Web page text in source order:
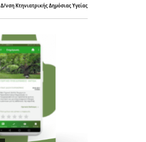
Δ/νση Κτηνιατρικής Δημόσιας Υγείας